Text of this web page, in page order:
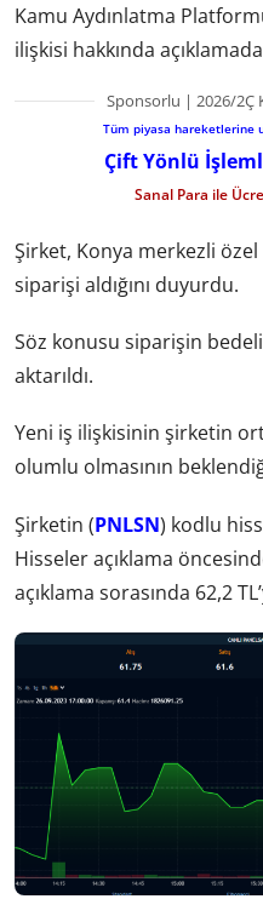
Kamu Aydınlatma
ilişkisi hakkında
Sponsorlu | 2026/2Ç
Tüm piyasa hareketlerine
Çift Yönlü
Sanal Para ile
Şirket, Konya merkezli
siparişi aldığını duyurdu.
Söz konusu siparişin
aktarıldı.
Yeni iş ilişkisinin şirketin
olumlu olmasının
Şirketin (PNLSN) kodlu
Hisseler açıklama
açıklama sorasında 62,2